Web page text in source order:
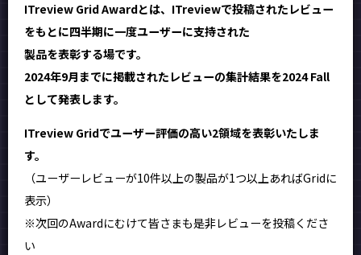
ITreview Grid Awardとは、ITreviewで投稿されたレビュー
をもとに四半期に一度ユーザーに支持された
製品を表彰する場です。
2024年9月までに掲載されたレビューの集計結果を2024 Fall
として発表します。
ITreview Gridでユーザー評価の高い2領域を表彰いたしま
す。
（ユーザーレビューが10件以上の製品が1つ以上あればGridに
表示）
※次回のAwardにむけて皆さまも是非レビューを投稿くださ
い